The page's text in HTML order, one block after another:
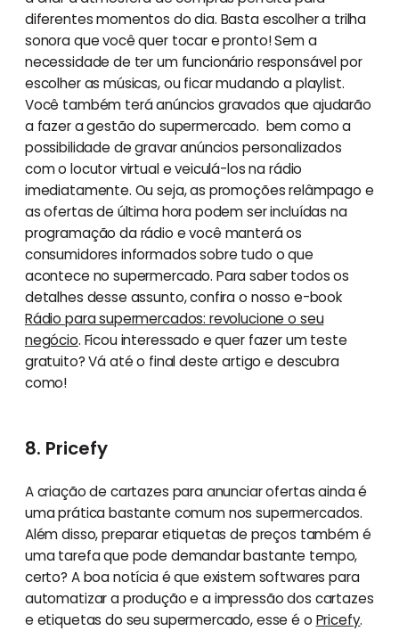
diferentes momentos do dia. Basta escolher a trilha
sonora que você quer tocar e pronto! Sem a
necessidade de ter um funcionário responsável por
escolher as músicas, ou ficar mudando a playlist.
Você também terá anúncios gravados que ajudarão
a fazer a gestão do supermercado. bem como a
possibilidade de gravar anúncios personalizados
com o locutor virtual e veiculá-los na rádio
imediatamente. Ou seja, as promoções relâmpago e
as ofertas de última hora podem ser incluídas na
programação da rádio e você manterá os
consumidores informados sobre tudo o que
acontece no supermercado. Para saber todos os
detalhes desse assunto, confira o nosso e-book
Rádio para supermercados: revolucione o seu
negócio. Ficou interessado e quer fazer um teste
gratuito? Vá até o final deste artigo e descubra
como!
8. Pricefy
A criação de cartazes para anunciar ofertas ainda é
uma prática bastante comum nos supermercados.
Além disso, preparar etiquetas de preços também é
uma tarefa que pode demandar bastante tempo,
certo? A boa notícia é que existem softwares para
automatizar a produção e a impressão dos cartazes
e etiquetas do seu supermercado, esse é o Pricefy.